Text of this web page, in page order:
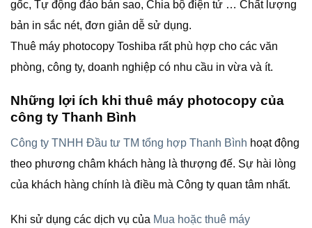
gốc, Tự động đảo bản sao, Chia bộ điện tử … Chất lượng
bản in sắc nét, đơn giản dễ sử dụng.
Thuê máy photocopy Toshiba rất phù hợp cho các văn
phòng, công ty, doanh nghiệp có nhu cầu in vừa và ít.
Những lợi ích khi thuê máy photocopy của
công ty Thanh Bình
Công ty TNHH Đầu tư TM tổng hợp Thanh Bình hoạt động
theo phương châm khách hàng là thượng đế. Sự hài lòng
của khách hàng chính là điều mà Công ty quan tâm nhất.
Khi sử dụng các dịch vụ của Mua hoặc thuê máy